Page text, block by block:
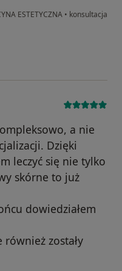
ESTETYCZNA • konsultacja
a nie
Dzięki
leczyć się nie tylko
skórne to już
dowiedziałem
również zostały